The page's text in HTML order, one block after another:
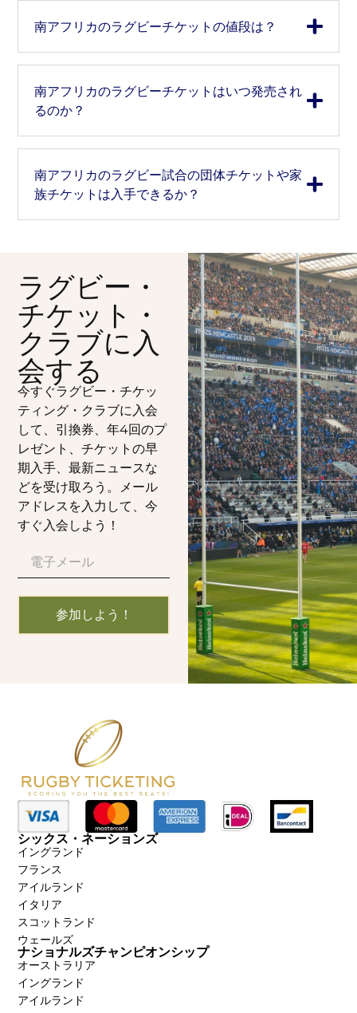
南アフリカのラグビーチケットの値段は？
南アフリカのラグビーチケットはいつ発売され
るのか？
南アフリカのラグビー試合の団体チケットや家
族チケットは入手できるか？
ラグビー・
チケット・
クラブに入
会する
今すぐラグビー・チケッ
ティング・クラブに入会
して、引換券、年4回のプ
レゼント、チケットの早
期入手、最新ニュースな
どを受け取ろう。メール
アドレスを入力して、今
すぐ入会しよう！
参加しよう！
シックス・ネーションズ
イングランド
フランス
アイルランド
イタリア
スコットランド
ウェールズ
ナショナルズチャンピオンシップ
オーストラリア
イングランド
アイルランド